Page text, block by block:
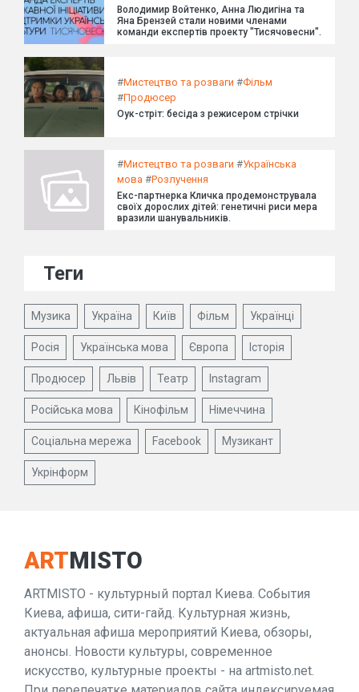
Володимир Войтенко, Анна Людигіна та
Яна Брензей стали новими членами
команди експертів проекту "Тисячовесни".
#Мистецтво та розваги #Фільм
#Продюсер
Оук-стріт: бесіда з режисером стрічки
#Мистецтво та розваги #Українська
мова #Розлучення
Екс-партнерка Кличка продемонструвала
своїх дорослих дітей: генетичні риси мера
вразили шанувальників.
Теги
Музика Україна Київ Фільм Українці
Росія Українська мова Європа Історія
Продюсер Львів Театр Instagram
Російська мова Кінофільм Німеччина
Соціальна мережа Facebook Музикант
Укрінформ
ARTMISTO
ARTMISTO - культурный портал Киева. События
Киева, афиша, сити-гайд. Культурная жизнь,
актуальная афиша мероприятий Киева, обзоры,
анонсы. Новости культуры, современное
искусство, культурные проекты - на artmisto.net.